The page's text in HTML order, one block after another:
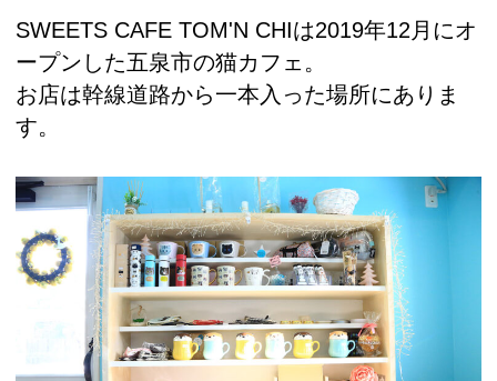
SWEETS CAFE TOM'N CHIは2019年12月にオ
ープンした五泉市の猫カフェ。
お店は幹線道路から一本入った場所にありま
す。